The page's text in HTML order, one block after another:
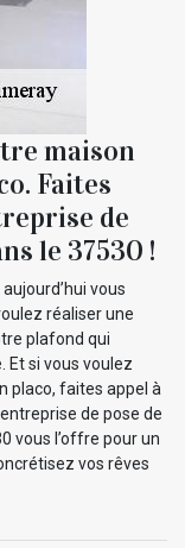
maison
Faites
de
le 37530 !
vous
réaliser une
plafond qui
Et si vous voulez
placo, faites appel à
de pose de
vous l’offre pour un
vos rêves